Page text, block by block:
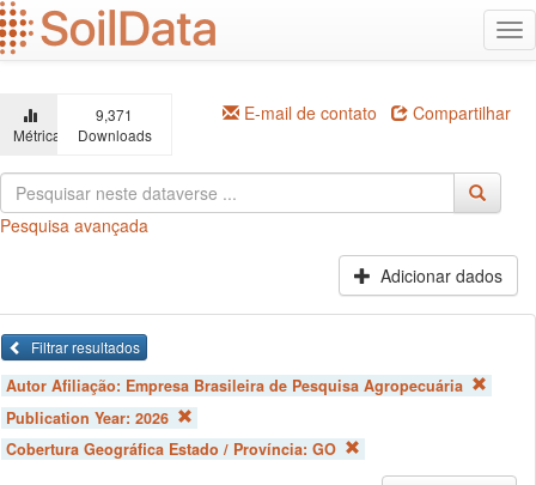
Ir
para
o
principal
Métricas
9,371
Downloads
E-mail de contato Compartilhar
Pesquisa avançada
Adicionar dados
Filtrar resultados
Autor Afiliação: Empresa Brasileira de Pesquisa Agropecuária
Publication Year: 2026
Cobertura Geográfica Estado / Província: GO